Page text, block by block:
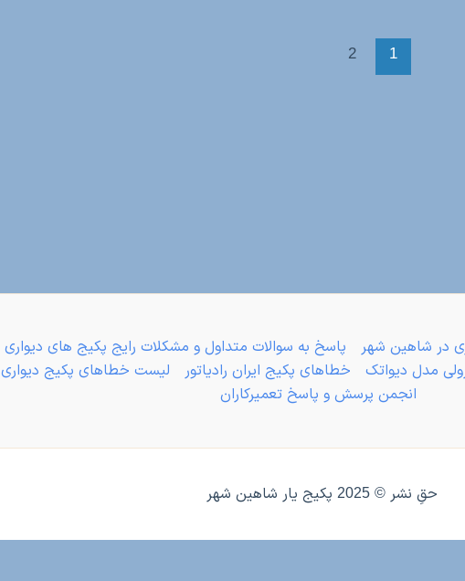
1
2
در شاهین شهر پاسخ به سوالات متداول و مشکلات رایج پکیج های دیواری
مدل دیواتک خطاهای پکیج ایران رادیاتور لیست خطاهای پکیج دیواری
انجمن پرسش و پاسخ تعمیرکاران
حقِ نشر © 2025 پکیج یار شاهین شهر